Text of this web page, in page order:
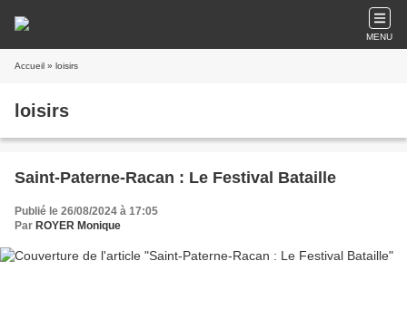
MENU
Accueil » loisirs
loisirs
Saint-Paterne-Racan : Le Festival Bataille
Publié le 26/08/2024 à 17:05
Par ROYER Monique